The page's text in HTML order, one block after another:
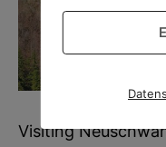
Visiting